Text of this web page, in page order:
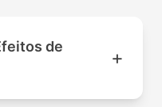
de
+